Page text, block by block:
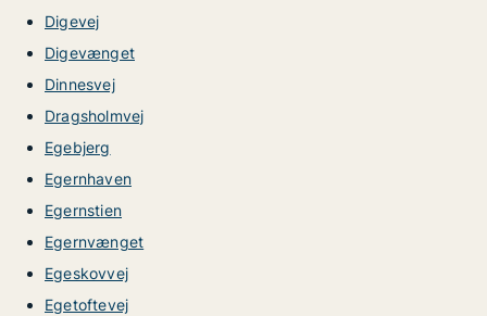
Digevej
Digevænget
Dinnesvej
Dragsholmvej
Egebjerg
Egernhaven
Egernstien
Egernvænget
Egeskovvej
Egetoftevej